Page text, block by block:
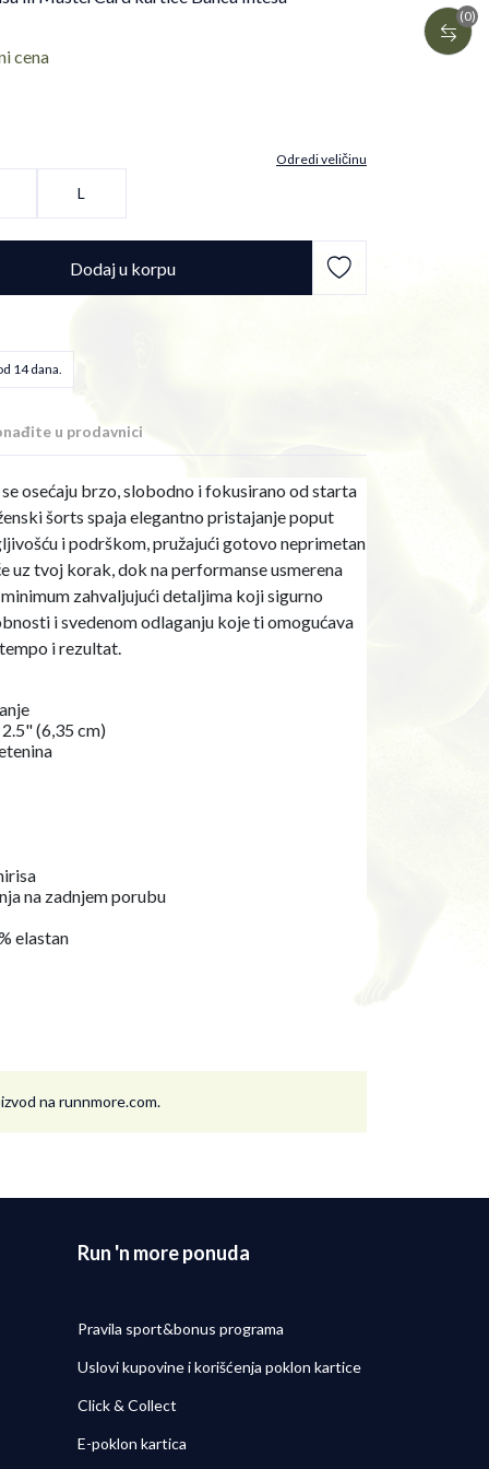
(0)
cena
Odredi veličinu
L
Dodaj u korpu
14 dana.
u prodavnici
osećaju brzo, slobodno i fokusirano od starta
šorts spaja elegantno pristajanje poput
i podrškom, pružajući gotovo neprimetan
uz tvoj korak, dok na performanse usmerena
zahvaljujući detaljima koji sigurno
i svedenom odlaganju koje ti omogućava
i rezultat.
(6,35 cm)
na zadnjem porubu
elastan
na runnmore.com.
Run 'n more ponuda
Pravila sport&bonus programa
Uslovi kupovine i korišćenja poklon kartice
Click & Collect
E-poklon kartica